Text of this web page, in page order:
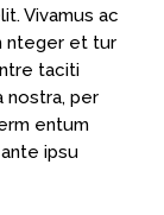
Vivamus ac
nteger et tur
taciti
nostra, per
entum
ipsu